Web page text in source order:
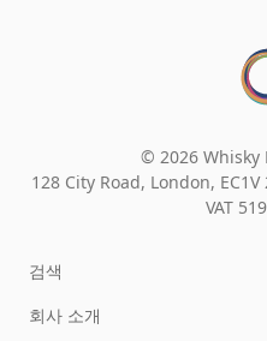
© 2026 Whisky
128 City Road, London, EC1V
VAT
검색
회사 소개